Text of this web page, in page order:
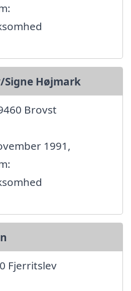
Signe Højmark
Brovst
1991,
Fjerritslev